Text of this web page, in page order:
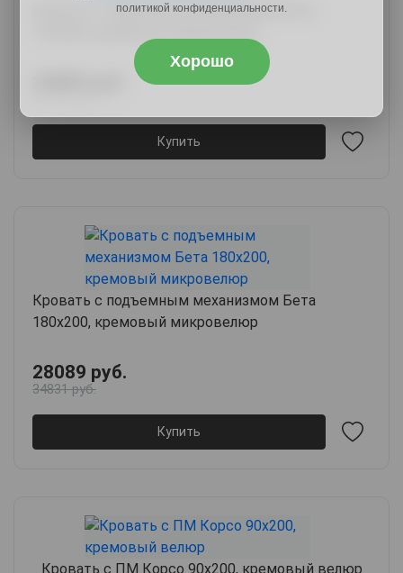
Кровать с подъемным механизмом Бета
Купить
Кровать с подъемным механизмом Бета
180х200, кремовый микровелюр
28089 руб.
34831 руб.
Купить
Кровать с ПМ Корсо 90х200, кремовый велюр
политикой конфиденциальности.
Хорошо